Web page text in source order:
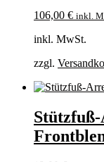
106,00 € inkl.
inkl. MwSt.
zzgl.